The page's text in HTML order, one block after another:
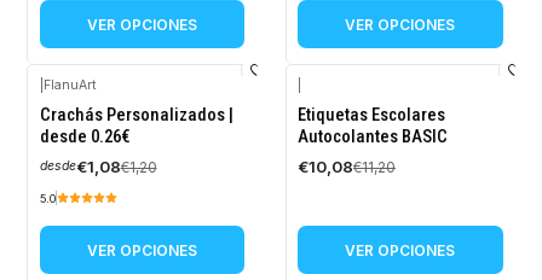
VER OPCIONES VER OPCIONES
-10%
OFF
FlanuArt
Crachás Personalizados |
desde 0.26€
desde€1,08€1,20
5.0
VER OPCIONES
-10%
OFF
Etiquetas Escolares
Autocolantes BASIC
€10,08€11,20
VER OPCIONES